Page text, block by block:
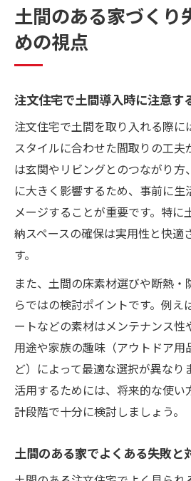
土間のある家づくり
めの視点
注文住宅で土間導入時に注意す
注文住宅で土間を取り入れる際に
スタイルに合わせた間取りの工夫
は玄関やリビングとのつながり
に大きく影響するため、事前に生
メージすることが重要です。特に
納スペースの確保は実用性と快適
す。
また、土間の床素材選びや断熱
らではの検討ポイントです。例え
ートなどの素材はメンテナンス性
用途や家族の趣味（アウトドア用
ど）によって最適な選択が異なり
活用するためには、将来的な使い
計段階で十分に検討しましょう。
土間のある家でよくある失敗と